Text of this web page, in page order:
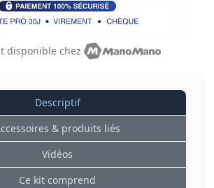
disponible chez
Descriptif
& produits liés
Vidéos
Ce kit comprend